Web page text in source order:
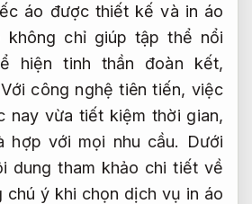
áo được thiết kế và in áo
không chỉ giúp tập thể nổi
hiện tinh thần đoàn kết,
công nghệ tiên tiến, việc
nay vừa tiết kiệm thời gian,
hợp với mọi nhu cầu. Dưới
dung tham khảo chi tiết về
chú ý khi chọn dịch vụ in áo